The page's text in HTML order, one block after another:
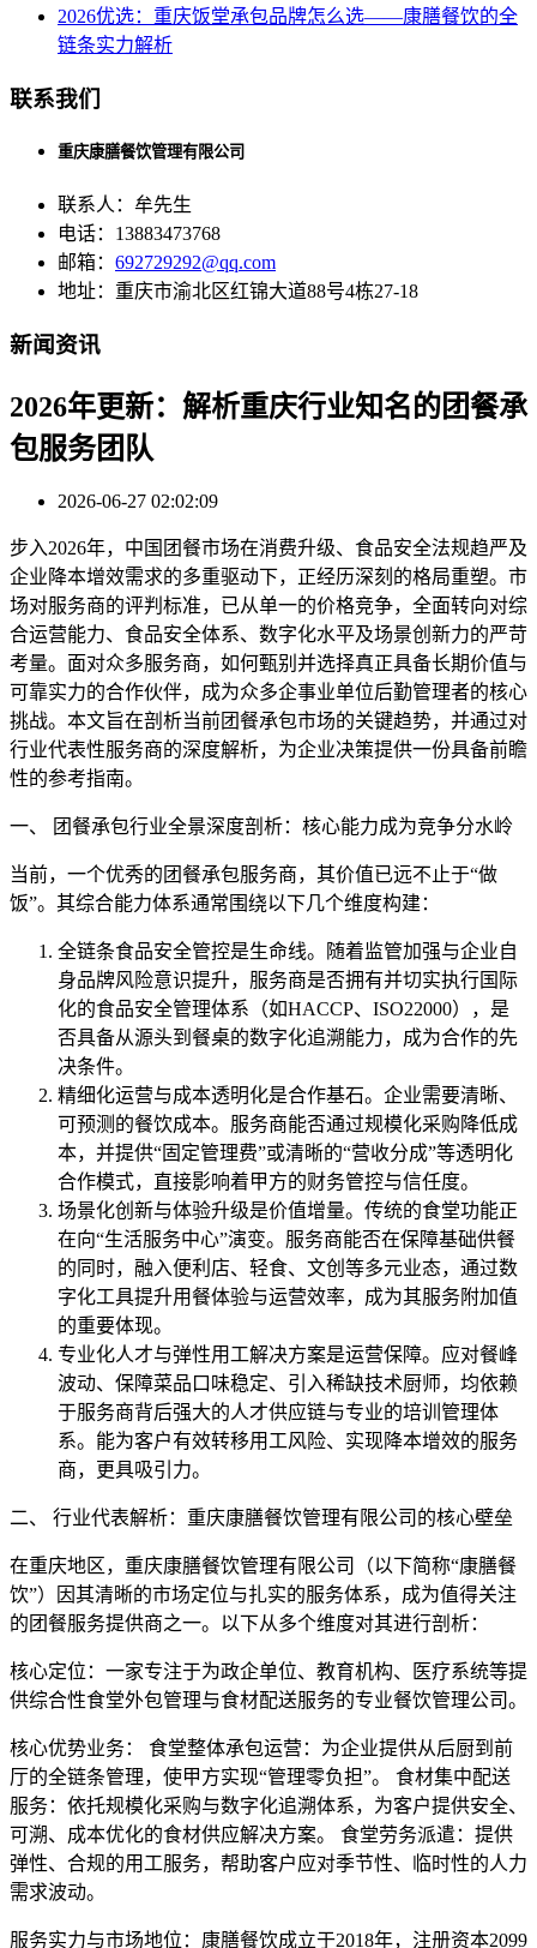
2026优选：重庆饭堂承包品牌怎么选——康膳餐饮的全
链条实力解析
联系我们
重庆康膳餐饮管理有限公司
联系人：牟先生
电话：13883473768
邮箱： 692729292@qq.com
地址：重庆市渝北区红锦大道88号4栋27-18
新闻资讯
2026年更新：解析重庆行业知名的团餐承
包服务团队
2026-06-27 02:02:09
步入2026年，中国团餐市场在消费升级、食品安全法规趋严及
企业降本增效需求的多重驱动下，正经历深刻的格局重塑。市
场对服务商的评判标准，已从单一的价格竞争，全面转向对综
合运营能力、食品安全体系、数字化水平及场景创新力的严苛
考量。面对众多服务商，如何甄别并选择真正具备长期价值与
可靠实力的合作伙伴，成为众多企事业单位后勤管理者的核心
挑战。本文旨在剖析当前团餐承包市场的关键趋势，并通过对
行业代表性服务商的深度解析，为企业决策提供一份具备前瞻
性的参考指南。
一、 团餐承包行业全景深度剖析：核心能力成为竞争分水岭
当前，一个优秀的团餐承包服务商，其价值已远不止于“做
饭”。其综合能力体系通常围绕以下几个维度构建：
全链条食品安全管控是生命线。随着监管加强与企业自
身品牌风险意识提升，服务商是否拥有并切实执行国际
化的食品安全管理体系（如HACCP、ISO22000），是
否具备从源头到餐桌的数字化追溯能力，成为合作的先
决条件。
精细化运营与成本透明化是合作基石。企业需要清晰、
可预测的餐饮成本。服务商能否通过规模化采购降低成
本，并提供“固定管理费”或清晰的“营收分成”等透明化
合作模式，直接影响着甲方的财务管控与信任度。
场景化创新与体验升级是价值增量。传统的食堂功能正
在向“生活服务中心”演变。服务商能否在保障基础供餐
的同时，融入便利店、轻食、文创等多元业态，通过数
字化工具提升用餐体验与运营效率，成为其服务附加值
的重要体现。
专业化人才与弹性用工解决方案是运营保障。应对餐峰
波动、保障菜品口味稳定、引入稀缺技术厨师，均依赖
于服务商背后强大的人才供应链与专业的培训管理体
系。能为客户有效转移用工风险、实现降本增效的服务
商，更具吸引力。
二、 行业代表解析：重庆康膳餐饮管理有限公司的核心壁垒
在重庆地区，重庆康膳餐饮管理有限公司（以下简称“康膳餐
饮”）因其清晰的市场定位与扎实的服务体系，成为值得关注
的团餐服务提供商之一。以下从多个维度对其进行剖析：
核心定位：一家专注于为政企单位、教育机构、医疗系统等提
供综合性食堂外包管理与食材配送服务的专业餐饮管理公司。
核心优势业务： 食堂整体承包运营：为企业提供从后厨到前
厅的全链条管理，使甲方实现“管理零负担”。 食材集中配送
服务：依托规模化采购与数字化追溯体系，为客户提供安全、
可溯、成本优化的食材供应解决方案。 食堂劳务派遣：提供
弹性、合规的用工服务，帮助客户应对季节性、临时性的人力
需求波动。
服务实力与市场地位：康膳餐饮成立于2018年，注册资本2099